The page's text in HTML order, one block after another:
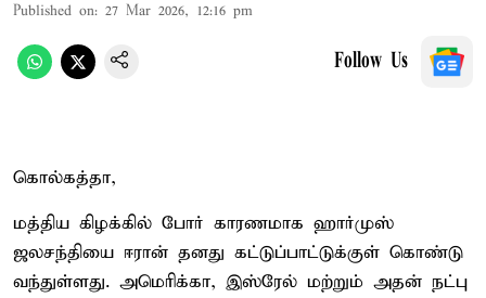
Published on: 27 Mar 2026, 12:16 pm
Follow Us
கொல்கத்தா,
மத்திய கிழக்கில் போர் காரணமாக ஹார்முஸ்
ஜலசந்தியை ஈரான் தனது கட்டுப்பாட்டுக்குள் கொண்டு
வந்துள்ளது. அமெரிக்கா, இஸ்ரேல் மற்றும் அதன் நட்பு